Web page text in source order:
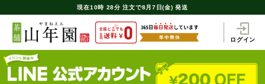
現在10時 28分 注文で8月7日(金) 発送
ログイン